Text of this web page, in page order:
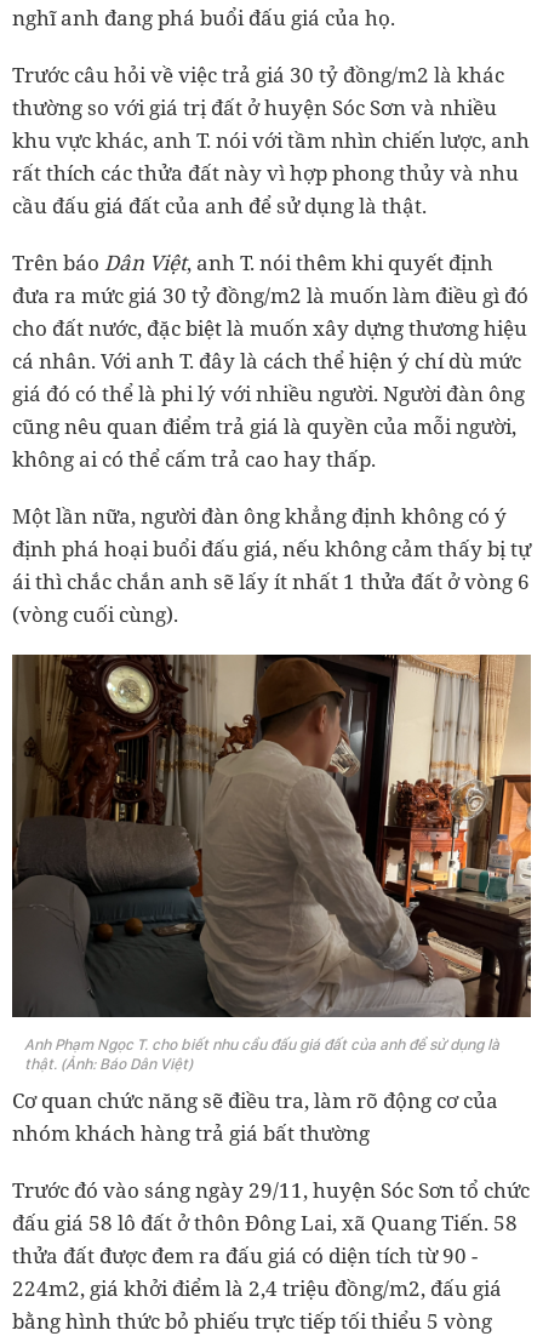
nghĩ anh đang phá buổi đấu giá của họ.
Trước câu hỏi về việc trả giá 30 tỷ đồng/m2 là khác
thường so với giá trị đất ở huyện Sóc Sơn và nhiều
khu vực khác, anh T. nói với tầm nhìn chiến lược, anh
rất thích các thửa đất này vì hợp phong thủy và nhu
cầu đấu giá đất của anh để sử dụng là thật.
Trên báo Dân Việt, anh T. nói thêm khi quyết định
đưa ra mức giá 30 tỷ đồng/m2 là muốn làm điều gì đó
cho đất nước, đặc biệt là muốn xây dựng thương hiệu
cá nhân. Với anh T. đây là cách thể hiện ý chí dù mức
giá đó có thể là phi lý với nhiều người. Người đàn ông
cũng nêu quan điểm trả giá là quyền của mỗi người,
không ai có thể cấm trả cao hay thấp.
Một lần nữa, người đàn ông khẳng định không có ý
định phá hoại buổi đấu giá, nếu không cảm thấy bị tự
ái thì chắc chắn anh sẽ lấy ít nhất 1 thửa đất ở vòng 6
(vòng cuối cùng).
Anh Phạm Ngọc T. cho biết nhu cầu đấu giá đất của anh để sử dụng là
thật. (Ảnh: Báo Dân Việt)
Cơ quan chức năng sẽ điều tra, làm rõ động cơ của
nhóm khách hàng trả giá bất thường
Trước đó vào sáng ngày 29/11, huyện Sóc Sơn tổ chức
đấu giá 58 lô đất ở thôn Đông Lai, xã Quang Tiến. 58
thửa đất được đem ra đấu giá có diện tích từ 90 -
224m2, giá khởi điểm là 2,4 triệu đồng/m2, đấu giá
bằng hình thức bỏ phiếu trực tiếp tối thiểu 5 vòng